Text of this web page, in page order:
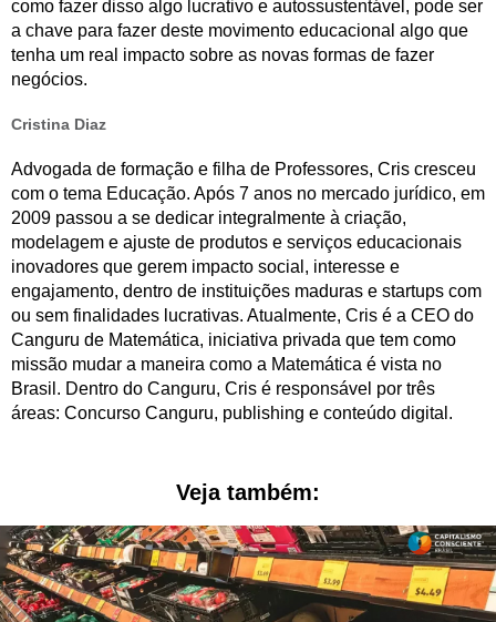
como fazer disso algo lucrativo e autossustentável, pode ser
a chave para fazer deste movimento educacional algo que
tenha um real impacto sobre as novas formas de fazer
negócios.
Cristina Diaz
Advogada de formação e filha de Professores, Cris cresceu
com o tema Educação. Após 7 anos no mercado jurídico, em
2009 passou a se dedicar integralmente à criação,
modelagem e ajuste de produtos e serviços educacionais
inovadores que gerem impacto social, interesse e
engajamento, dentro de instituições maduras e startups com
ou sem finalidades lucrativas. Atualmente, Cris é a CEO do
Canguru de Matemática, iniciativa privada que tem como
missão mudar a maneira como a Matemática é vista no
Brasil. Dentro do Canguru, Cris é responsável por três
áreas: Concurso Canguru, publishing e conteúdo digital.
Veja também: